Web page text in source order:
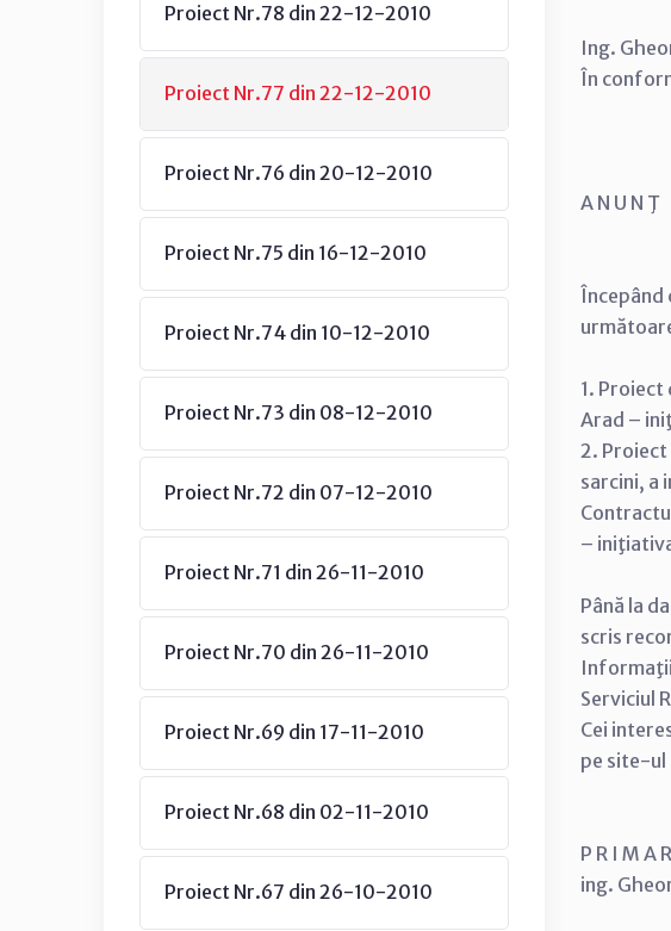
Proiect Nr.78 din 22-12-2010
Proiect Nr.77 din 22-12-2010
Proiect Nr.76 din 20-12-2010
Proiect Nr.75 din 16-12-2010
Proiect Nr.74 din 10-12-2010
Proiect Nr.73 din 08-12-2010
Proiect Nr.72 din 07-12-2010
Proiect Nr.71 din 26-11-2010
Proiect Nr.70 din 26-11-2010
Proiect Nr.69 din 17-11-2010
Proiect Nr.68 din 02-11-2010
Proiect Nr.67 din 26-10-2010
Ing.
În
A N U N Ţ
Începând
1.
Arad –
2.
sarcini, a
–
Până la
scris
Serviciul
Cei
pe site-ul
P R I M A R
ing.